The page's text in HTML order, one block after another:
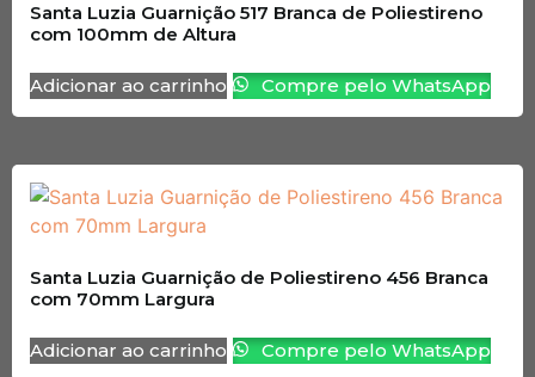
Santa Luzia Guarnição 517 Branca de Poliestireno
com 100mm de Altura
Adicionar ao carrinho Compre pelo WhatsApp
Santa Luzia Guarnição de Poliestireno 456 Branca
com 70mm Largura
Adicionar ao carrinho Compre pelo WhatsApp